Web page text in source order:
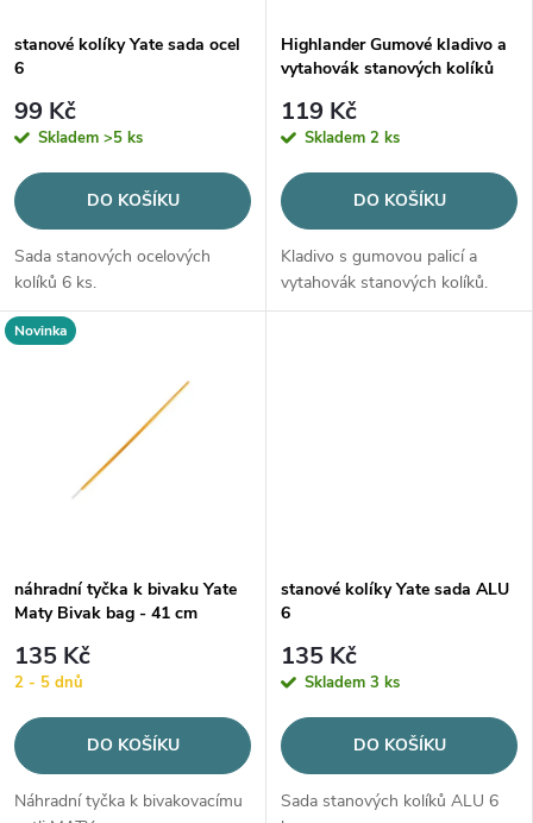
p
r
o
d
u
k
s
p
r
o
d
u
stanové kolíky Yate sada ocel
6
99 Kč
Skladem >5 ks
DO KOŠÍKU
Sada stanových ocelových
kolíků 6 ks.
Highlander Gumové kladivo a
vytahovák stanových kolíků
119 Kč
Skladem 2 ks
DO KOŠÍKU
Kladivo s gumovou palicí a
vytahovák stanových kolíků.
Novinka
náhradní tyčka k bivaku Yate
Maty Bivak bag - 41 cm
135 Kč
2 - 5 dnů
DO KOŠÍKU
Náhradní tyčka k bivakovacímu
stanové kolíky Yate sada ALU
6
135 Kč
Skladem 3 ks
DO KOŠÍKU
Sada stanových kolíků ALU 6